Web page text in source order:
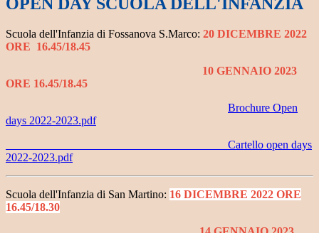
OPEN DAY SCUOLA DELL'INFANZIA
Scuola dell'Infanzia di Fossanova S.Marco: 20 DICEMBRE 2022
ORE 16.45/18.45
10 GENNAIO 2023
ORE 16.45/18.45
Brochure Open
days 2022-2023.pdf
Cartello open days
2022-2023.pdf
Scuola dell'Infanzia di San Martino: 16 DICEMBRE 2022 ORE
16.45/18.30